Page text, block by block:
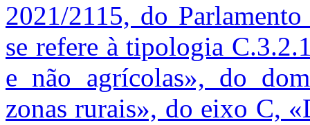
2021/2115, do
se refere à tipologia
e não agrícolas», do
zonas rurais», do eixo C,